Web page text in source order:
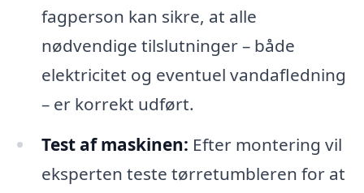
fagperson kan sikre, at alle
nødvendige tilslutninger – både
elektricitet og eventuel vandafledning
– er korrekt udført.
Test af maskinen: Efter montering vil
eksperten teste tørretumbleren for at